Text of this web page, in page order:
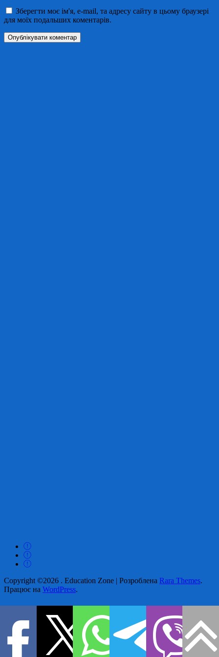
Зберегти моє ім'я, e-mail, та адресу сайту в цьому браузері
для моїх подальших коментарів.
Copyright ©2026 . Education Zone | Розроблена Rara Themes.
Працює на WordPress.